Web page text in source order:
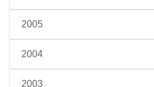
2005
2004
2003